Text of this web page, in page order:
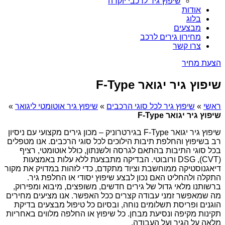
אודות
בלוג
מבצעים
מחירון גירים לרכב
צרו קשר
הצעת מחיר
שיפוץ גיר יגואר F-Type
ראשי » שיפוץ גיר לכל סוגי הרכבים » שיפוץ גיר אוטומטי ליגואר »
שיפוץ גיר יגואר F-Type
שיפוץ גיר יגואר F-Type בגירטרוניק – מכון גירים מקצועי עם ניסיון
רב בשיפוץ והחלפת תיבות הילוכים לכל סוגי הרכבים. אנו מטפלים
בכל סוגי התיבות בהתאם לגרסה ולשנתון, כולל אוטומטי, רציף
(CVT), DSG ורובוטי. הבדיקה מתבצעת ללא עלות באמצעות
דיאגנוסטיקה ממוחשבת וציוד מתקדם, כדי לזהות במדויק את מקור
התקלה ולהחליט האם נכון לבצע שיפוץ יסודי או החלפת גיר.
ברשותנו מלאי גדול של גירים חדשים, משופצים, מיבוא ומפירוק,
מה שמאפשר זמני עבודה קצרים ככל האפשר. אנו מציעים מחירים
הוגנים ופריסת תשלומים נוחה, ובסיום כל טיפול מבצעים בדיקת
תקינות מקיפה ונסיעת מבחן. כל שיפוץ או החלפה מלווים באחריות
מלאה על הגיר ועל העבודה.